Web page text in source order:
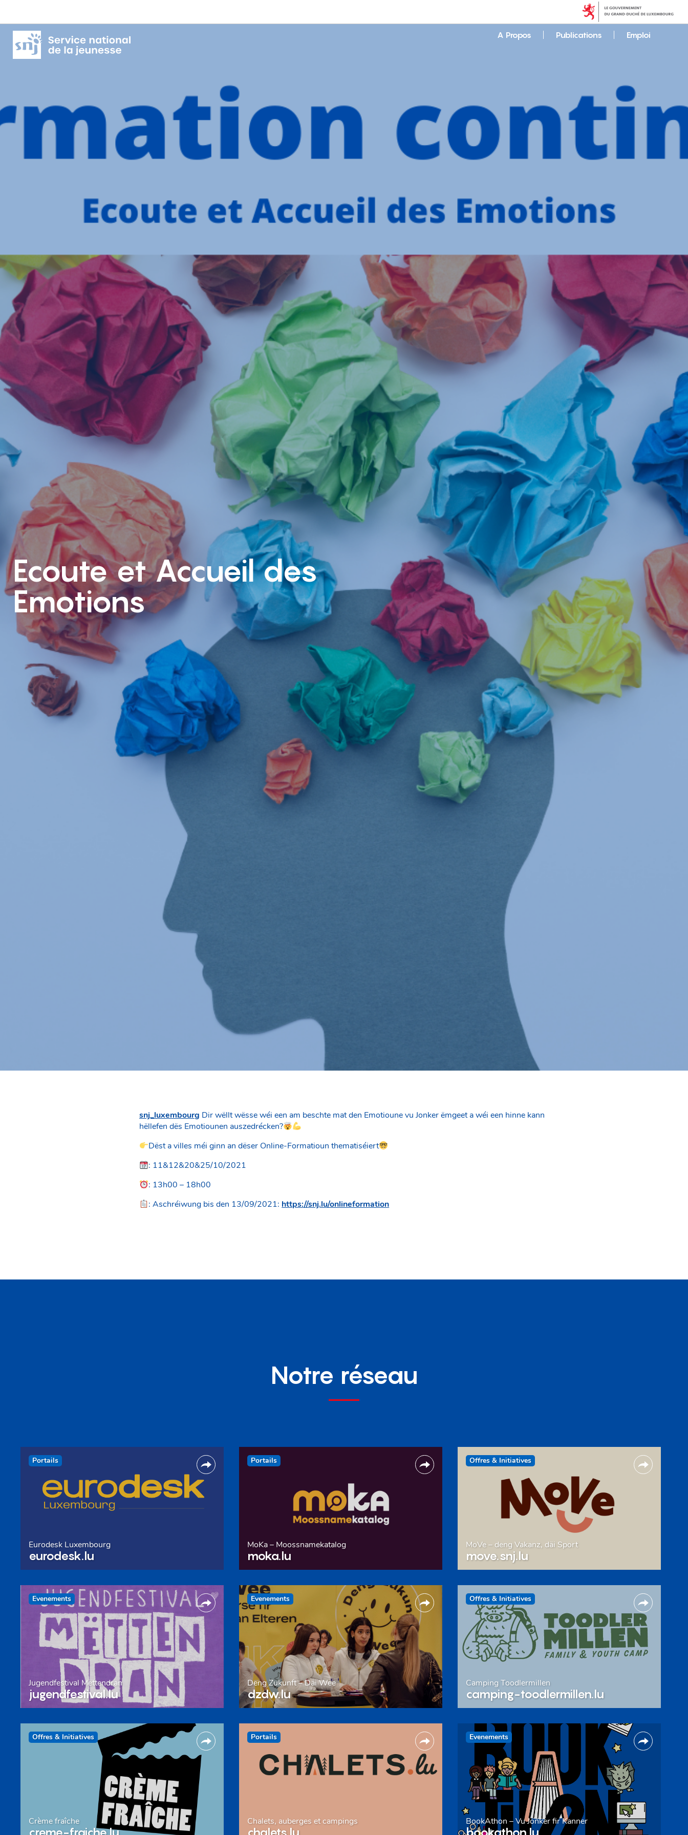
A Propos Publications Emploi
Ecoute et Accueil des
Emotions
snj_luxembourg Dir wëllt wësse wéi een am beschte mat den Emotioune vu Jonker ëmgeet a wéi een hinne kann
hëllefen dës Emotiounen auszedrécken?
Dëst a villes méi ginn an dëser Online-Formatioun thematiséiert
: 11&12&20&25/10/2021
: 13h00 – 18h00
: Aschréiwung bis den 13/09/2021: https://snj.lu/onlineformation
Notre réseau
Portails
Eurodesk Luxembourg
eurodesk.lu
Portails
MoKa – Moossnamekatalog
moka.lu
Offres & Initiatives
MoVe – deng Vakanz, däi Sport
move.snj.lu
Evenements
Jugendfestival Mëttendran
jugendfestival.lu
Evenements
Deng Zukunft – Däi Wee
dzdw.lu
Offres & Initiatives
Camping Toodlermillen
camping-toodlermillen.lu
Offres & Initiatives
Crème fraîche
creme-fraiche.lu
Portails
Chalets, auberges et campings
chalets.lu
Evenements
BookAthon – Vu Jonker fir Kanner
bookathon.lu